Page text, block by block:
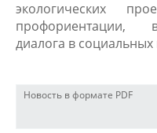
экологических
профориентации,
диалога в
Новость в формате PDF